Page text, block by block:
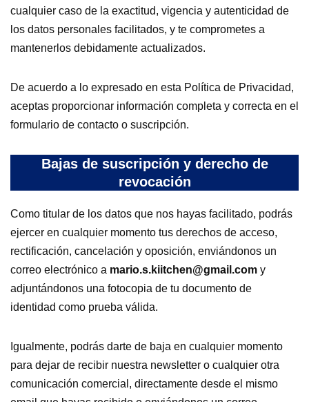
cualquier caso de la exactitud, vigencia y autenticidad de
los datos personales facilitados, y te comprometes a
mantenerlos debidamente actualizados.
De acuerdo a lo expresado en esta Política de Privacidad,
aceptas proporcionar información completa y correcta en el
formulario de contacto o suscripción.
Bajas de suscripción y derecho de
revocación
Como titular de los datos que nos hayas facilitado, podrás
ejercer en cualquier momento tus derechos de acceso,
rectificación, cancelación y oposición, enviándonos un
correo electrónico a mario.s.kiitchen@gmail.com y
adjuntándonos una fotocopia de tu documento de
identidad como prueba válida.
Igualmente, podrás darte de baja en cualquier momento
para dejar de recibir nuestra newsletter o cualquier otra
comunicación comercial, directamente desde el mismo